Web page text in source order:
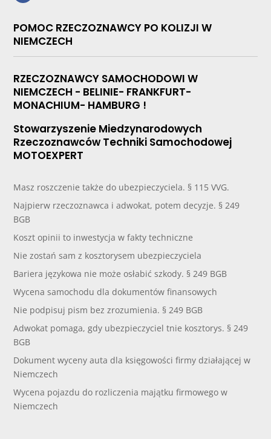
POMOC RZECZOZNAWCY PO KOLIZJI W
NIEMCZECH
RZECZOZNAWCY SAMOCHODOWI W
NIEMCZECH - BELINIE- FRANKFURT-
MONACHIUM- HAMBURG !
Stowarzyszenie Miedzynarodowych
Rzeczoznawców Techniki Samochodowej
MOTOEXPERT
Masz roszczenie także do ubezpieczyciela. § 115 VVG.
Najpierw rzeczoznawca i adwokat, potem decyzje. § 249
BGB
Koszt opinii to inwestycja w fakty techniczne
Nie zostań sam z kosztorysem ubezpieczyciela
Bariera językowa nie może osłabić szkody. § 249 BGB
Wycena samochodu dla dokumentów finansowych
Nie podpisuj pism bez zrozumienia. § 249 BGB
Adwokat pomaga, gdy ubezpieczyciel tnie kosztorys. § 249
BGB
Dokument wyceny auta dla księgowości firmy działającej w
Niemczech
Wycena pojazdu do rozliczenia majątku firmowego w
Niemczech